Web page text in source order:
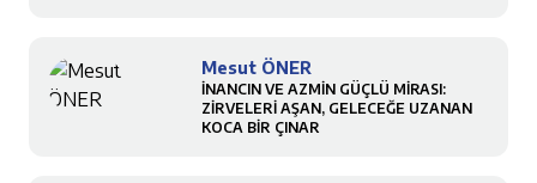
Mesut ÖNER
İNANCIN VE AZMİN GÜÇLÜ MİRASI:
ZİRVELERİ AŞAN, GELECEĞE UZANAN
KOCA BİR ÇINAR